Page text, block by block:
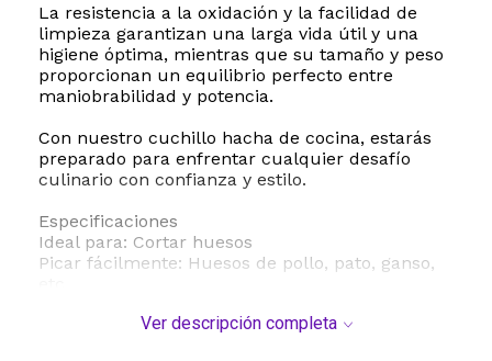
La resistencia a la oxidación y la facilidad de
limpieza garantizan una larga vida útil y una
higiene óptima, mientras que su tamaño y peso
proporcionan un equilibrio perfecto entre
maniobrabilidad y potencia.
Con nuestro cuchillo hacha de cocina, estarás
preparado para enfrentar cualquier desafío
culinario con confianza y estilo.
Especificaciones
Ideal para: Cortar huesos
Picar fácilmente: Huesos de pollo, pato, ganso,
Ver descripción completa